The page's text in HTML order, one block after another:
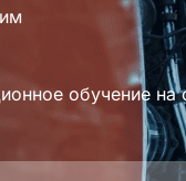
обучение на